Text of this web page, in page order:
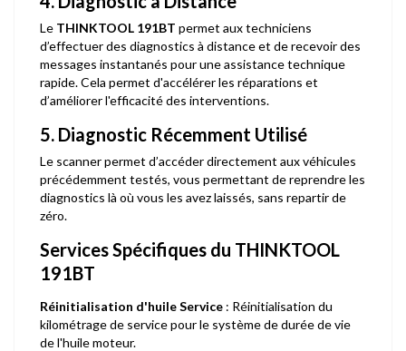
Le THINKTOOL 191BT permet aux techniciens
d’effectuer des diagnostics à distance et de recevoir des
messages instantanés pour une assistance technique
rapide. Cela permet d'accélérer les réparations et
d’améliorer l'efficacité des interventions.
5. Diagnostic Récemment Utilisé
Le scanner permet d’accéder directement aux véhicules
précédemment testés, vous permettant de reprendre les
diagnostics là où vous les avez laissés, sans repartir de
zéro.
Services Spécifiques du THINKTOOL
191BT
Réinitialisation d'huile Service : Réinitialisation du
kilométrage de service pour le système de durée de vie
de l'huile moteur.